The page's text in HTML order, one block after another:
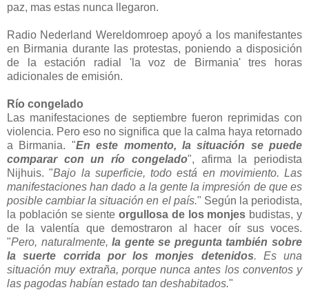
paz, mas estas nunca llegaron.
Radio Nederland Wereldomroep apoyó a los manifestantes
en Birmania durante las protestas, poniendo a disposición
de la estación radial 'la voz de Birmania' tres horas
adicionales de emisión.
Río congelado
Las manifestaciones de septiembre fueron reprimidas con
violencia. Pero eso no significa que la calma haya retornado
a Birmania. "En este momento, la situación se puede
comparar con un río congelado", afirma la periodista
Nijhuis. "Bajo la superficie, todo está en movimiento. Las
manifestaciones han dado a la gente la impresión de que es
posible cambiar la situación en el país." Según la periodista,
la población se sienteorgullosa de los monjes budistas, y
de la valentía que demostraron al hacer oír sus voces.
"Pero, naturalmente,la gente se pregunta también sobre
la suerte corrida por los monjes detenidos. Es una
situación muy extraña, porque nunca antes los conventos y
las pagodas habían estado tan deshabitados."